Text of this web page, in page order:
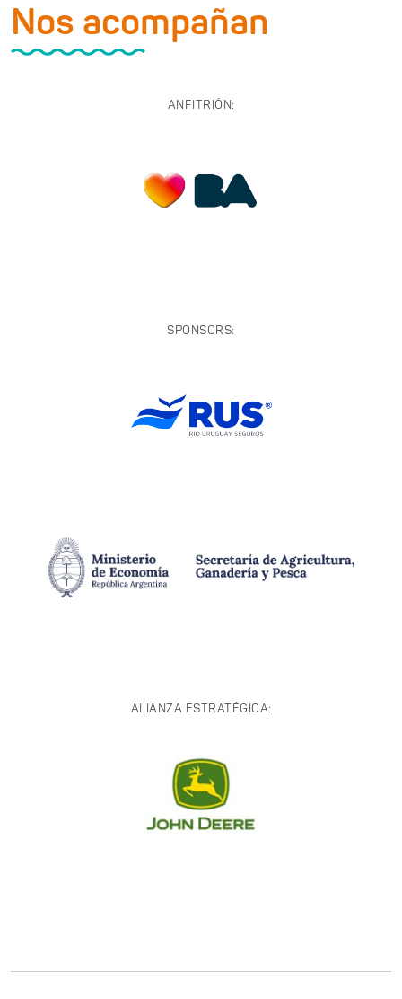
Nos acompañan
ANFITRIÓN:
SPONSORS:
ALIANZA ESTRATÉGICA: